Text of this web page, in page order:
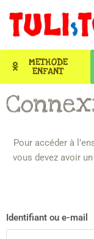
METHODE
ENFANT
Pour accéder à
vous devez avoir
Identifiant ou e-mail